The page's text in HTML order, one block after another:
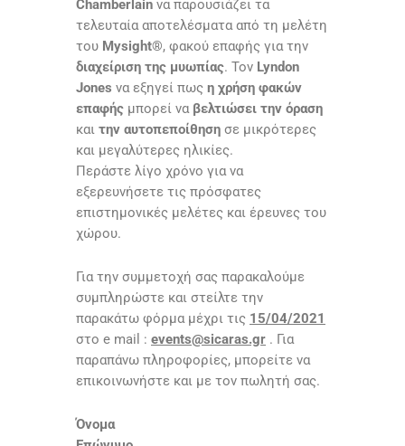
Chamberlain να παρουσιάζει τα
τελευταία αποτελέσματα από τη μελέτη
του Mysight®, φακού επαφής για την
διαχείριση της μυωπίας. Τον Lyndon
Jones να εξηγεί πως η χρήση φακών
επαφής μπορεί να βελτιώσει την όραση
και την αυτοπεποίθηση σε μικρότερες
και μεγαλύτερες ηλικίες.
Περάστε λίγο χρόνο για να
εξερευνήσετε τις πρόσφατες
επιστημονικές μελέτες και έρευνες του
χώρου.
Για την συμμετοχή σας παρακαλούμε
συμπληρώστε και στείλτε την
παρακάτω φόρμα μέχρι τις 15/04/2021
στο e mail : events@sicaras.gr . Για
παραπάνω πληροφορίες, μπορείτε να
επικοινωνήστε και με τον πωλητή σας.
Όνομα